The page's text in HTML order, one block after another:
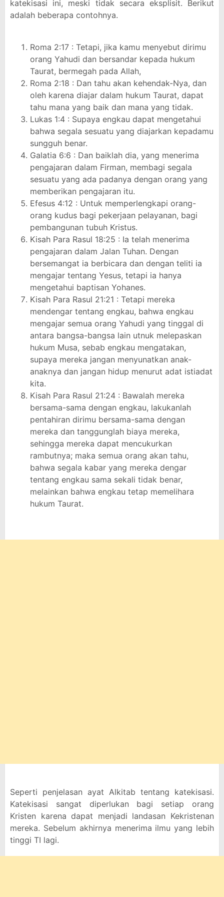
katekisasi ini, meski tidak secara eksplisit. Berikut
adalah beberapa contohnya.
Roma 2:17 : Tetapi, jika kamu menyebut dirimu
orang Yahudi dan bersandar kepada hukum
Taurat, bermegah pada Allah,
Roma 2:18 : Dan tahu akan kehendak-Nya, dan
oleh karena diajar dalam hukum Taurat, dapat
tahu mana yang baik dan mana yang tidak.
Lukas 1:4 : Supaya engkau dapat mengetahui
bahwa segala sesuatu yang diajarkan kepadamu
sungguh benar.
Galatia 6:6 : Dan baiklah dia, yang menerima
pengajaran dalam Firman, membagi segala
sesuatu yang ada padanya dengan orang yang
memberikan pengajaran itu.
Efesus 4:12 : Untuk memperlengkapi orang-
orang kudus bagi pekerjaan pelayanan, bagi
pembangunan tubuh Kristus.
Kisah Para Rasul 18:25 : Ia telah menerima
pengajaran dalam Jalan Tuhan. Dengan
bersemangat ia berbicara dan dengan teliti ia
mengajar tentang Yesus, tetapi ia hanya
mengetahui baptisan Yohanes.
Kisah Para Rasul 21:21 : Tetapi mereka
mendengar tentang engkau, bahwa engkau
mengajar semua orang Yahudi yang tinggal di
antara bangsa-bangsa lain utnuk melepaskan
hukum Musa, sebab engkau mengatakan,
supaya mereka jangan menyunatkan anak-
anaknya dan jangan hidup menurut adat istiadat
kita.
Kisah Para Rasul 21:24 : Bawalah mereka
bersama-sama dengan engkau, lakukanlah
pentahiran dirimu bersama-sama dengan
mereka dan tanggunglah biaya mereka,
sehingga mereka dapat mencukurkan
rambutnya; maka semua orang akan tahu,
bahwa segala kabar yang mereka dengar
tentang engkau sama sekali tidak benar,
melainkan bahwa engkau tetap memelihara
hukum Taurat.
Seperti penjelasan ayat Alkitab tentang katekisasi.
Katekisasi sangat diperlukan bagi setiap orang
Kristen karena dapat menjadi landasan Kekristenan
mereka. Sebelum akhirnya menerima ilmu yang lebih
tinggi TI lagi.